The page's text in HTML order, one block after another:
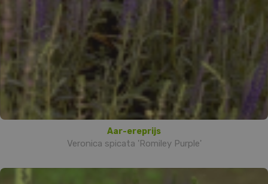
Aar-ereprijs
Veronica spicata 'Romiley Purple'